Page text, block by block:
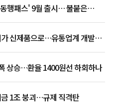
행패스' 9월 출시… 불붙은
신제품으로…유통업계 개발실
상승…환율 1400원선 하회하나
1조 붕괴…규제 직격탄